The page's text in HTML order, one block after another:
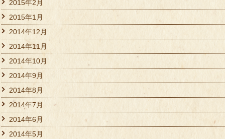
2015年2月
2015年1月
2014年12月
2014年11月
2014年10月
2014年9月
2014年8月
2014年7月
2014年6月
2014年5月